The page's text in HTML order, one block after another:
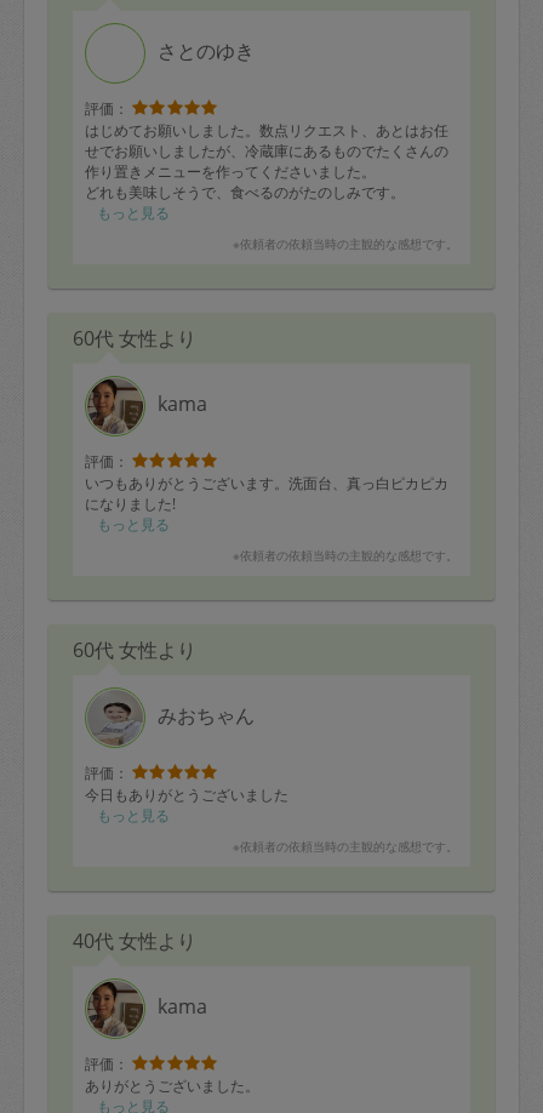
さとのゆき
評価：
はじめてお願いしました。数点リクエスト、あとはお任
せでお願いしましたが、冷蔵庫にあるものでたくさんの
作り置きメニューを作ってくださいました。
どれも美味しそうで、食べるのがたのしみです。
もっと見る
※依頼者の依頼当時の主観的な感想です。
60代 女性より
kama
評価：
いつもありがとうございます。洗面台、真っ白ピカピカ
になりました!
もっと見る
※依頼者の依頼当時の主観的な感想です。
60代 女性より
みおちゃん
評価：
今日もありがとうございました
もっと見る
※依頼者の依頼当時の主観的な感想です。
40代 女性より
kama
評価：
ありがとうございました。
もっと見る